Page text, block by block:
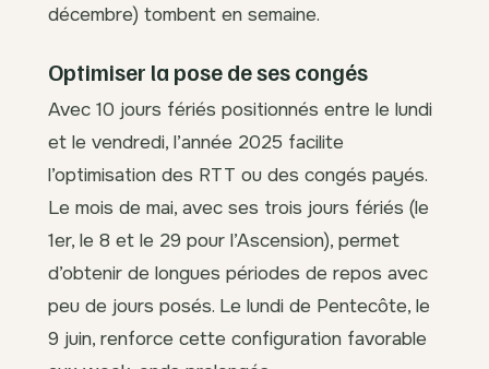
décembre) tombent en semaine.
Optimiser la pose de ses congés
Avec 10 jours fériés positionnés entre le lundi
et le vendredi, l’année 2025 facilite
l’optimisation des RTT ou des congés payés.
Le mois de mai, avec ses trois jours fériés (le
1er, le 8 et le 29 pour l’Ascension), permet
d’obtenir de longues périodes de repos avec
peu de jours posés. Le lundi de Pentecôte, le
9 juin, renforce cette configuration favorable